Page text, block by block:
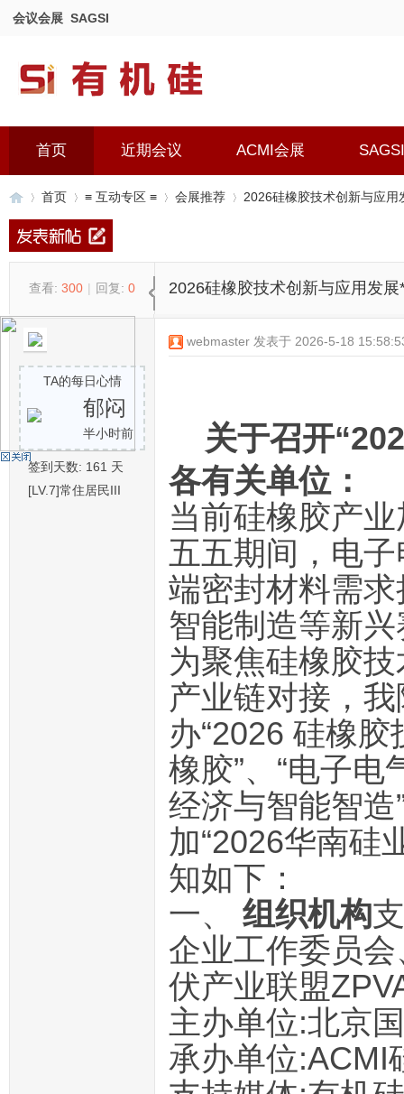
会议会展 SAGSI
首页 近期会议 ACMI会展 SAGSI
机
首页 ≡ 互动专区 ≡ 会展推荐 2026硅橡胶技术创新与应用
查看: 300 | 回复: 0 2026硅橡胶技术创新与应用发展
TA的每日心情
郁闷
半小时前
签到天数: 161 天
[LV.7]常住居民III
webmaster 发表于 2026-5-18
关于召开
各有关单位：
当前硅橡胶产
五五期间，电
端密封材料需
智能制造等新
为聚焦硅橡胶
产业链对接，
办“2026 硅橡
橡胶”、“电子电
经济与智能智
加“2026华南硅
知如下：
一、 组织机构
企业工作委员
伏产业联盟
主办单位:北京
承办单位:ACMI